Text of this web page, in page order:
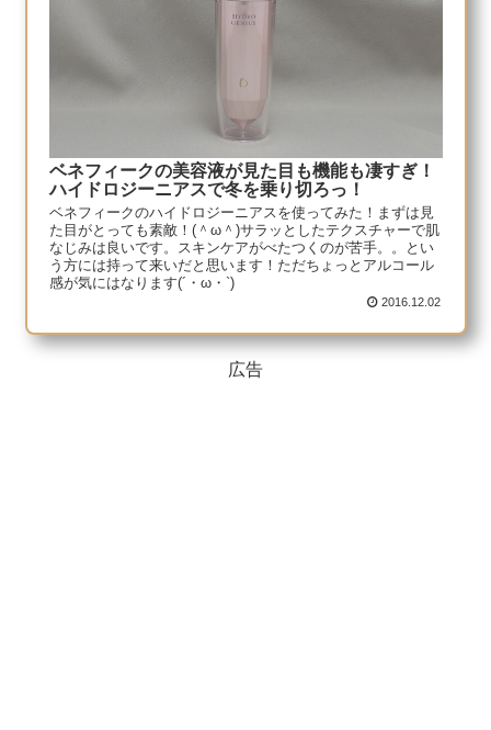
ベネフィークの美容液が見た目も機能も凄すぎ！
ハイドロジーニアスで冬を乗り切ろっ！
ベネフィークのハイドロジーニアスを使ってみた！まずは見
た目がとっても素敵！(＾ω＾)サラッとしたテクスチャーで肌
なじみは良いです。スキンケアがべたつくのが苦手。。とい
う方には持って来いだと思います！ただちょっとアルコール
感が気にはなります(´・ω・`)
2016.12.02
広告